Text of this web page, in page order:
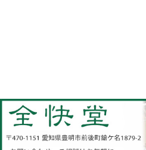
当院へのアクセス情報